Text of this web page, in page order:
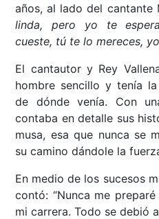
años, al lado del cantante
linda, pero yo te
cueste, tú te lo mereces,
El cantautor y Rey
hombre sencillo y tenía
de dónde venía. Con
contaba en detalle sus
musa, esa que nunca se
su camino dándole la
En medio de los sucesos
contó: “Nunca me
mi carrera. Todo se debió